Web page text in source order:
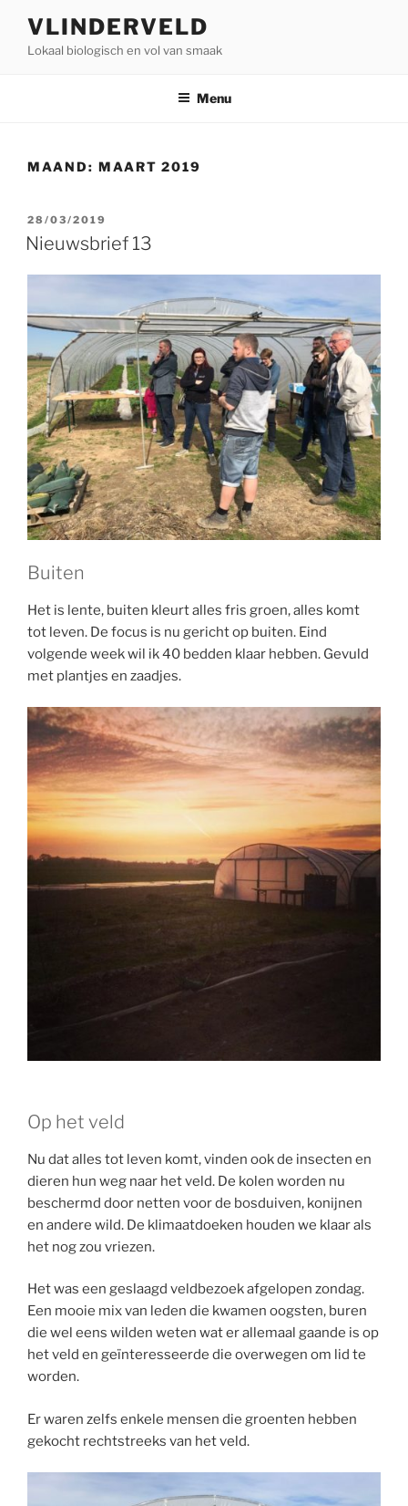
VLINDERVELD
Lokaal biologisch en vol van smaak
Menu
MAAND: MAART 2019
GEPLAATST
OP
28/03/2019
Nieuwsbrief 13
Buiten
Het is lente, buiten kleurt alles fris groen, alles komt
tot leven. De focus is nu gericht op buiten. Eind
volgende week wil ik 40 bedden klaar hebben. Gevuld
met plantjes en zaadjes.
Op het veld
Nu dat alles tot leven komt, vinden ook de insecten en
dieren hun weg naar het veld. De kolen worden nu
beschermd door netten voor de bosduiven, konijnen
en andere wild. De klimaatdoeken houden we klaar als
het nog zou vriezen.
Het was een geslaagd veldbezoek afgelopen zondag.
Een mooie mix van leden die kwamen oogsten, buren
die wel eens wilden weten wat er allemaal gaande is op
het veld en geïnteresseerde die overwegen om lid te
worden.
Er waren zelfs enkele mensen die groenten hebben
gekocht rechtstreeks van het veld.